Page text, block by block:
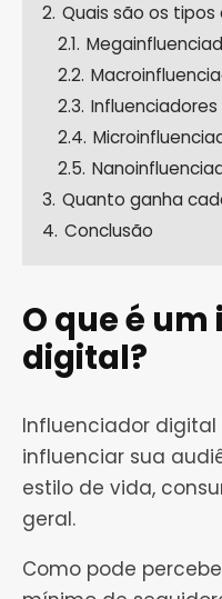
2. Quais são os
2.1.
2.2.
2.3.
2.4.
2.5.
3. Quanto ganha
4. Conclusão
O que é
digital?
Influenciador
influenciar sua
estilo de vida,
geral.
Como pode